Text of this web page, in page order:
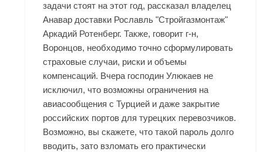
задачи стоят на этот год, рассказал владелец
Анавар доставки Рославль "Стройгазмонтаж"
Аркадий Ротенберг. Также, говорит г-н,
Воронцов, необходимо точно сформулировать
страховые случаи, риски и объемы
компенсаций. Вчера господин Улюкаев не
исключил, что возможны ограничения на
авиасообщения с Турцией и даже закрытие
российских портов для турецких перевозчиков.
Возможно, вы скажете, что такой пароль долго
вводить, зато взломать его практически